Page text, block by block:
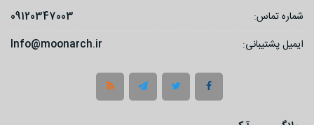
شماره تماس:
09120347003
ایمیل پشتیبانی:
Info@moonarch.ir